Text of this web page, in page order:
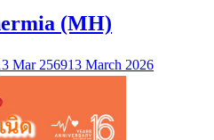
(MH)
Mar 256913 March 2026